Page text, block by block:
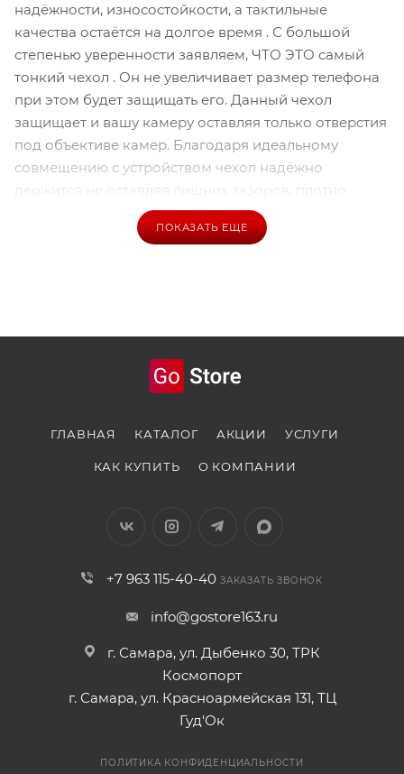
надёжности, износостойкости, а тактильные
качества остаётся на долгое время . С большой
степенью уверенности заявляем, ЧТО ЭТО самый
тонкий чехол . Он не увеличивает размер телефона
при этом будет защищать его. Данный чехол
защищает и вашу камеру оставляя только отверстия
под объективе камер. Благодаря идеальному
совмещению с устройством чехол надёжно
держится не оставляя лишних зазоров, плотно
прилегая к телефону.
ПОКАЗАТЬ ЕЩЕ
ГЛАВНАЯ КАТАЛОГ АКЦИИ УСЛУГИ
КАК КУПИТЬ О КОМПАНИИ
+7 963 115-40-40 ЗАКАЗАТЬ ЗВОНОК
info@gostore163.ru
г. Самара, ул. Дыбенко 30, ТРК
Космопорт
г. Самара, ул. Красноармейская 131, ТЦ
Гуд'Ок
ПОЛИТИКА КОНФИДЕНЦИАЛЬНОСТИ